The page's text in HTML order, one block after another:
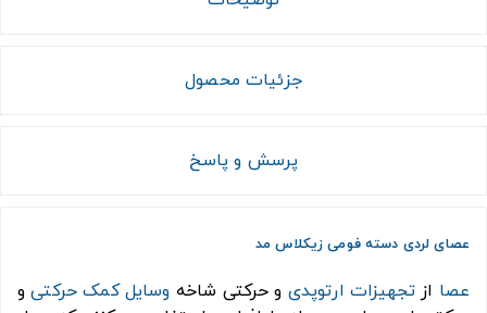
جزئیات محصول
پرسش و پاسخ
عصای لردی دسته فومی زیکلاس مد
عصا ازتجهیزات ارتوپدی و حرکتی شاخه وسایل کمک حرکتیو